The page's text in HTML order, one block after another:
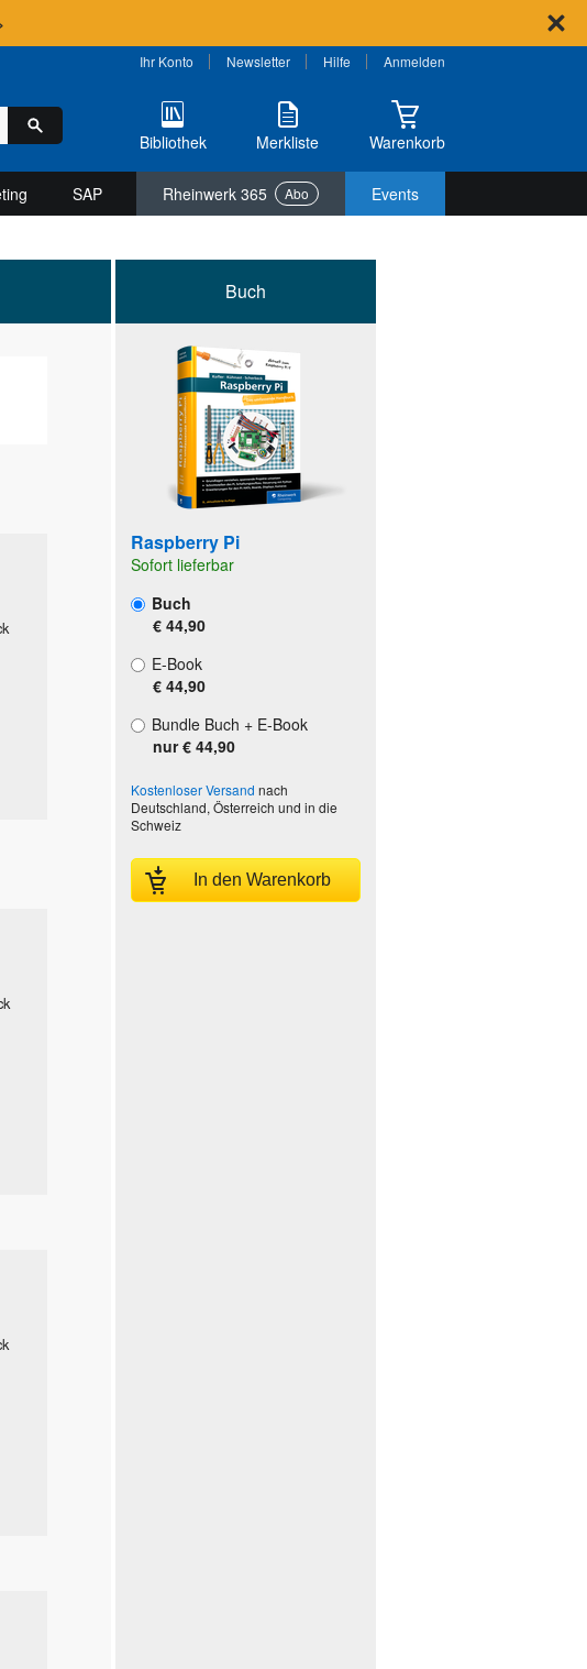
Ihr Konto Newsletter Hilfe Anmelden
Bibliothek Merkliste Warenkorb
SAP Rheinwerk 365 Abo Events
Buch
Raspberry Pi
Sofort lieferbar
Buch
€ 44,90
E-Book
€ 44,90
Bundle Buch + E-Book
nur € 44,90
Kostenloser Versand nach
Deutschland, Österreich und in die
Schweiz
In den Warenkorb